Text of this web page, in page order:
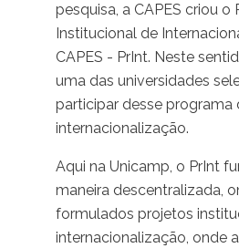
pesquisa, a CAPES criou o
Institucional de
CAPES - PrInt. Neste
uma das universidades
participar desse programa
internacionalização.
Aqui na Unicamp, o PrInt
maneira descentralizada,
formulados projetos
internacionalização, onde